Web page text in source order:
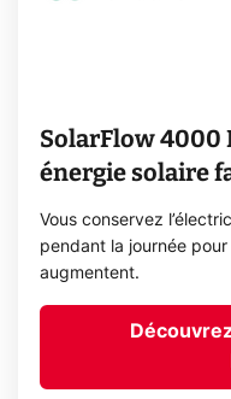
SolarFlow 4000
énergie solaire
Vous conservez
pendant la journée
augmentent.